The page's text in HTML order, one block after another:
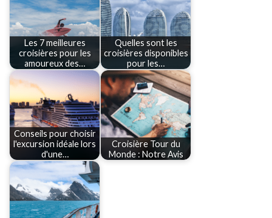
Les 7 meilleures
croisières pour les
amoureux des…
Quelles sont les
croisières disponibles
pour les…
Conseils pour choisir
l'excursion idéale lors
d'une…
Croisière Tour du
Monde : Notre Avis